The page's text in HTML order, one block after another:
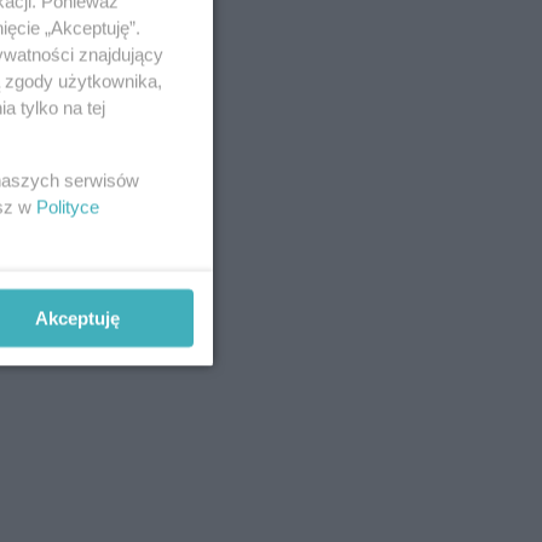
„Akceptuję”.
znajdujący
użytkownika,
tylko na tej
serwisów
w Polityce
Akceptuję